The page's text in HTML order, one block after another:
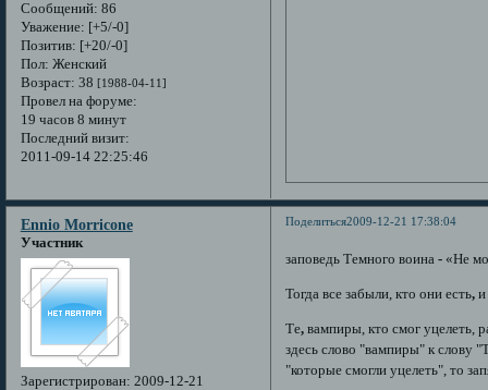
Сообщений: 86
Уважение: [+5/-0]
Позитив: [+20/-0]
Пол: Женский
Возраст: 38 [1988-04-11]
Провел на форуме:
19 часов 8 минут
Последний визит:
2011-09-14 22:25:46
Поделиться2009-12-21 17:38:04
Ennio Morricone
Участник
Зарегистрирован: 2009-12-21
заповедь Темного воина- «Не
Тогда все забыли, кто они есть, и
Те, вампиры, кто смог уцелеть,
здесь слово "вампиры" к слову
"которые смогли уцелеть", то